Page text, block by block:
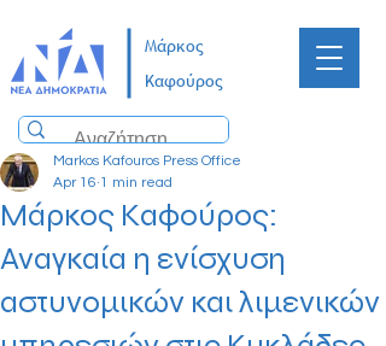
Μάρκος
Καφούρος
Μάρκος Καφούρος:
Αναγκαία η ενίσχυση
αστυνομικών και λιμενικών
Markos Kafouros Press Office
Apr 16 1 min read